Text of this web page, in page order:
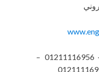
موبايل: 01211116954 – – 01211116956 –